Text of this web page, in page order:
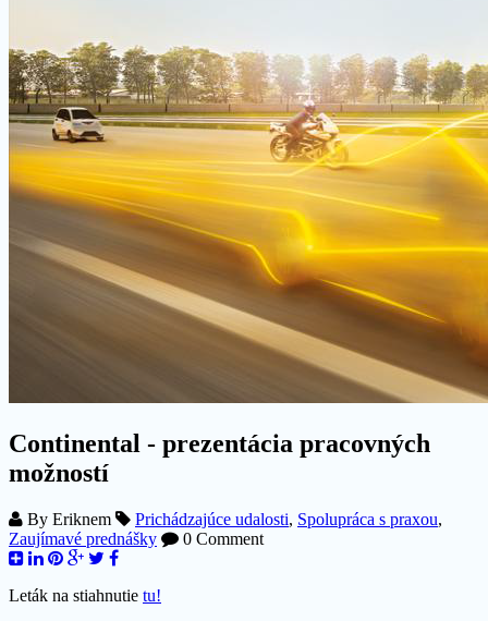
Continental - prezentácia pracovných
možností
By Eriknem Prichádzajúce udalosti, Spolupráca s praxou,
Zaujímavé prednášky
0 Comment
Leták na stiahnutie tu!